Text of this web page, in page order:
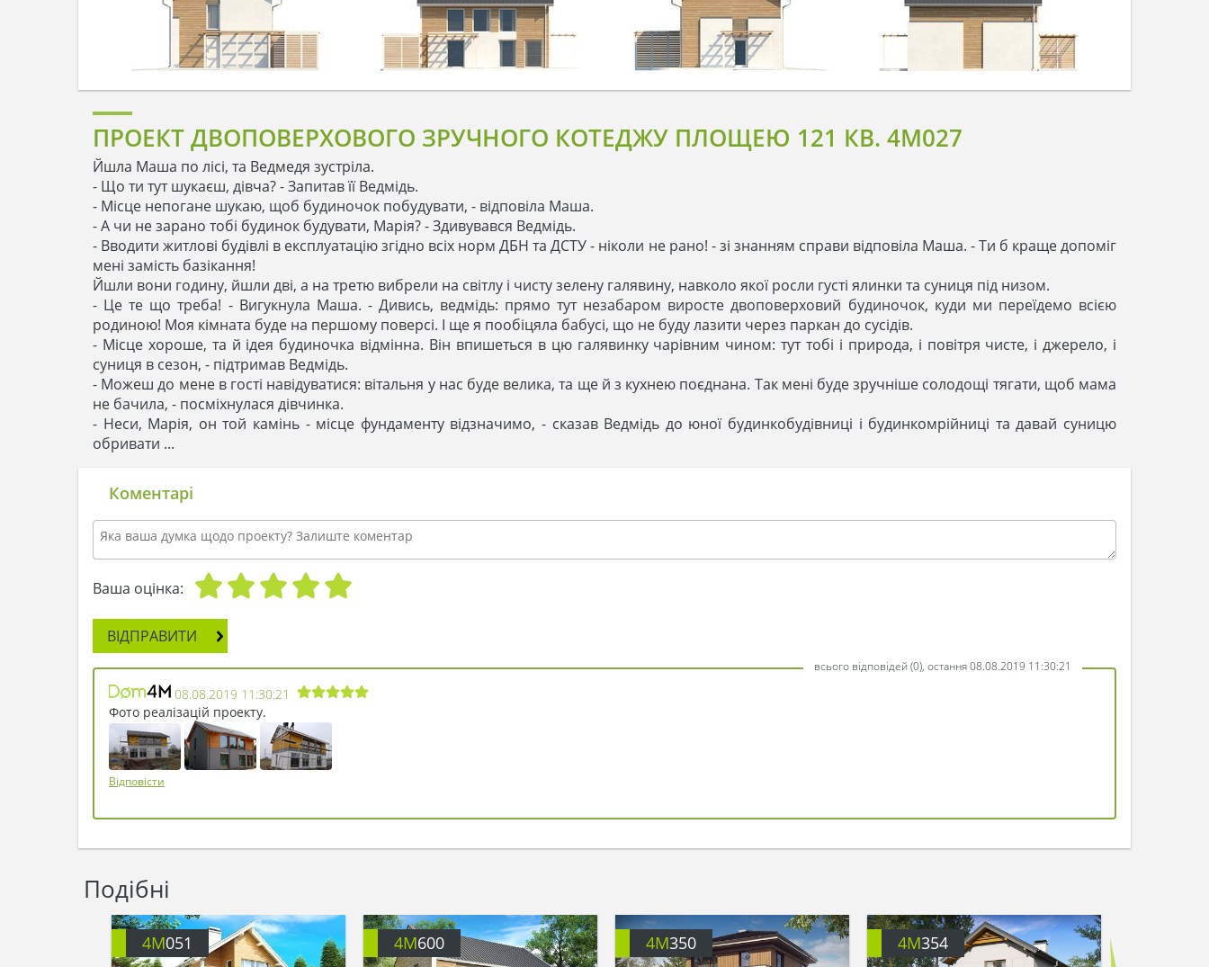
ПРОЕКТ ДВОПОВЕРХОВОГО ЗРУЧНОГО КОТЕДЖУ ПЛОЩЕЮ 121 КВ. 4M027
Йшла Маша по лісі, та Ведмедя зустріла.
- Що ти тут шукаєш, дівча? - Запитав її Ведмідь.
- Місце непогане шукаю, щоб будиночок побудувати, - відповіла Маша.
- А чи не зарано тобі будинок будувати, Марія? - Здивувався Ведмідь.
- Вводити житлові будівлі в експлуатацію згідно всіх норм ДБН та ДСТУ - ніколи не рано! - зі знанням справи відповіла Маша. - Ти б краще допоміг
мені замість базікання!
Йшли вони годину, йшли дві, а на третю вибрели на світлу і чисту зелену галявину, навколо якої росли густі ялинки та суниця під низом.
- Це те що треба! - Вигукнула Маша. - Дивись, ведмідь: прямо тут незабаром виросте двоповерховий будиночок, куди ми переїдемо всією
родиною! Моя кімната буде на першому поверсі. І ще я пообіцяла бабусі, що не буду лазити через паркан до сусідів.
- Місце хороше, та й ідея будиночка відмінна. Він впишеться в цю галявинку чарівним чином: тут тобі і природа, і повітря чисте, і джерело, і
суниця в сезон, - підтримав Ведмідь.
- Можеш до мене в гості навідуватися: вітальня у нас буде велика, та ще й з кухнею поєднана. Так мені буде зручніше солодощі тягати, щоб мама
не бачила, - посміхнулася дівчинка.
- Неси, Марія, он той камінь - місце фундаменту відзначимо, - сказав Ведмідь до юної будинкобудівниці і будинкомрійниці та давай суницю
обривати ...
Коментарі
Ваша оцінка:
ВІДПРАВИТИ
всього відповідей (0), остання 08.08.2019 11:30:21
08.08.2019 11:30:21
Фото реалізацій проекту.
Відповісти
Подібні
4M051 4M600 4M350 4M354